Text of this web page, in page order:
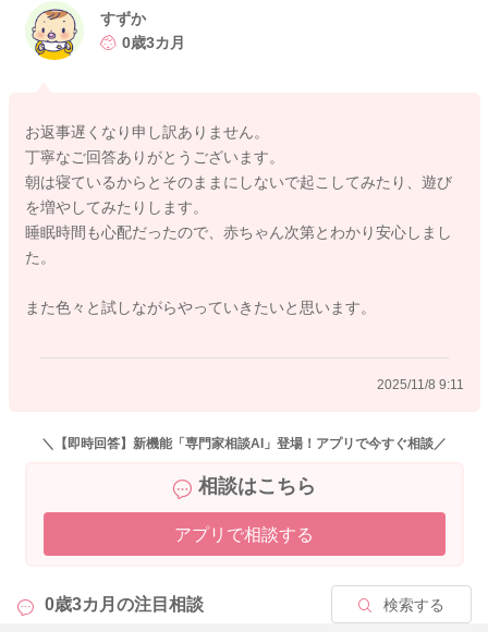
ってくるかもしれません。
いていいように思いますよ。
②について
ねんねのパターンはそれぞれになります。
なのでこまめでなく、まとまってがっつりと寝るという事があ
ってもいいですよ。
ることも増えたり、パターンが変化をすることもあるかもしれ
3ヶ月になられますし、日中も薄暗くした中で寝かせてあげてみ
③について
どんなに遅く寝ていても、夜間起きているような事があって
にしてみてください。
すずか
0歳3カ月
お返事遅くなり申し訳ありません。
丁寧なご回答ありがとうございます。
朝は寝ているからとそのままにしないで起こしてみたり、遊び
を増やしてみたりします。
睡眠時間も心配だったので、赤ちゃん次第とわかり安心しまし
た。
また色々と試しながらやっていきたいと思います。
2025/11/8 9:11
＼【即時回答】新機能「専門家相談AI」登場！アプリで今すぐ相談／
相談はこちら
アプリで相談する
0歳3カ月の注目相談 検索する